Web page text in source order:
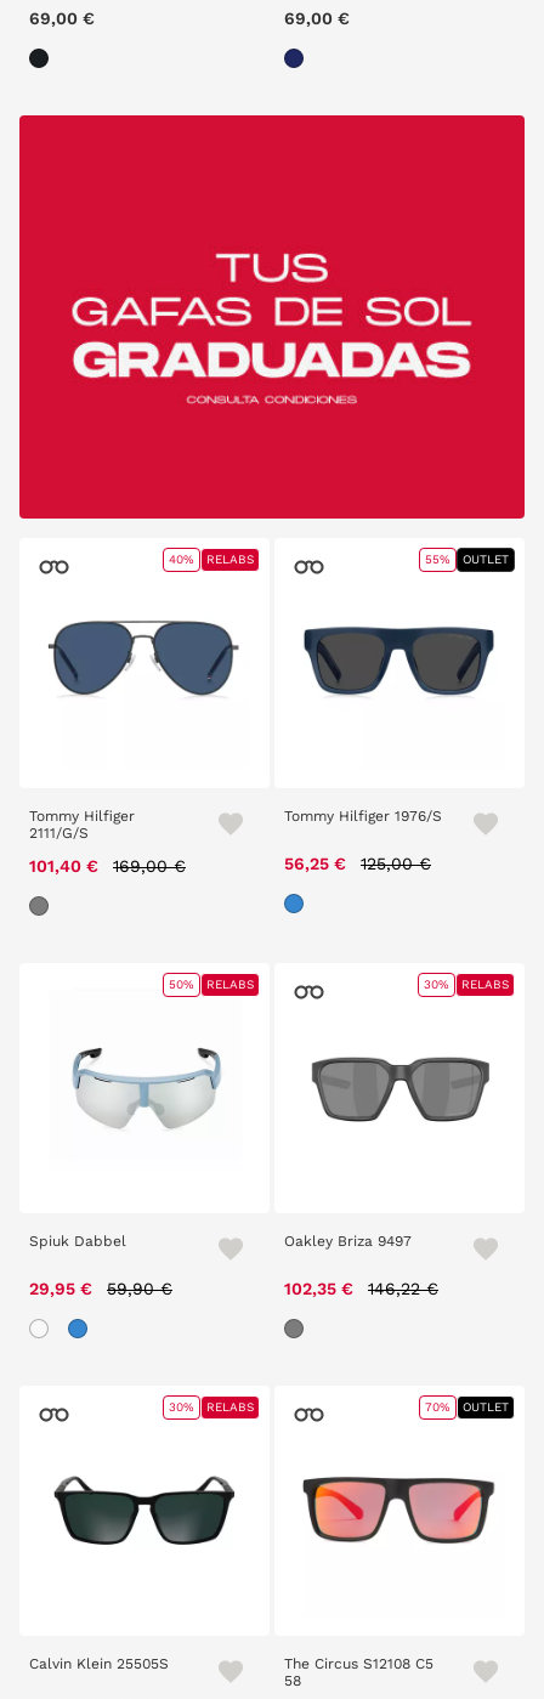
69,00 € 69,00 €
Tommy Hilfiger
2111/G/S
101,40 € Price reduced from
169,00 €
40% RELABS
Tommy Hilfiger 1976/S
56,25 € Price reduced from
125,00 €
55% OUTLET
Spiuk Dabbel
29,95 € Price reduced from
59,90 €
50% RELABS
Oakley Briza 9497
102,35 € Price reduced from
146,22 €
30% RELABS
Calvin Klein 25505S
30% RELABS
The Circus S12108 C5
58
70% OUTLET